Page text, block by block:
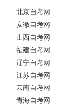
北京自考网
安徽自考网
山西自考网
福建自考网
辽宁自考网
江苏自考网
云南自考网
青海自考网